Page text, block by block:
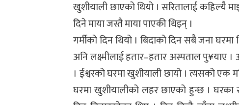
खुशीयाली छाएको थियो । सरितालाई कहिल्यै
दिने माया जस्तै माया पाएकी थिइन् ।
गर्मीको दिन थियो । बिदाको दिन सबै जना
अनि लक्ष्मीलाई हतार–हतार अस्पताल पु¥याए
। ईश्वरको घरमा खुशीयाली छायो । त्यसको एक
घरमा खुशीयालीको लहर छाएको हुन्छ ।